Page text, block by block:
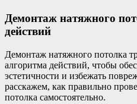
Демонтаж натяжного
действий
Демонтаж натяжного потолка
алгоритма действий, чтобы
эстетичности и избежать
расскажем, как правильно
потолка самостоятельно.